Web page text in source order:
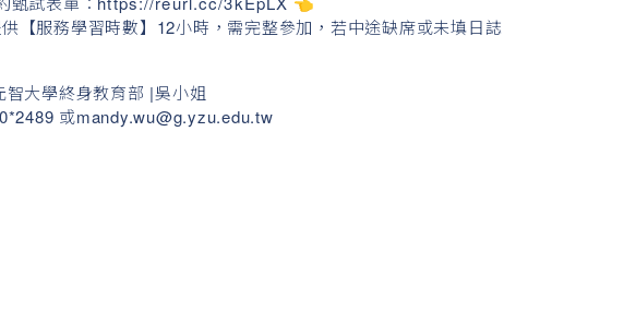
【服務學習時數】12小時，需完整參加，若中途缺席或未填日誌
智大學終身教育部 |吳小姐
或mandy.wu@g.yzu.edu.tw